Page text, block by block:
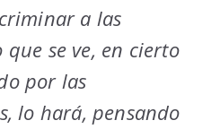
a las
se ve, en cierto
por las
lo hará, pensando